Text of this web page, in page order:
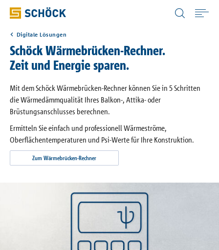
Anwendungen
Produkte
Download
Digitale Lösungen
Switzerland (CH) Deutsch
Digitale Lösungen
Schöck Wärmebrücken-Rechner.
Zeit und Energie sparen.
Mit dem Schöck Wärmebrücken-Rechner können Sie in 5 Schritten
die Wärmedämmqualität Ihres Balkon-, Attika- oder
Brüstungsanschlusses berechnen.
Ermitteln Sie einfach und professionell Wärmeströme,
Oberflächentemperaturen und Psi-Werte für Ihre Konstruktion.
Zum Wärmebrücken-Rechner